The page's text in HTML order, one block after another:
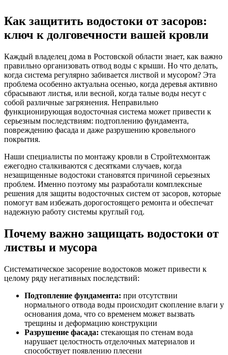
Как защитить водостоки от засоров:
ключ к долговечности вашей кровли
Каждый владелец дома в Ростовской области знает, как важно
правильно организовать отвод воды с крыши. Но что делать,
когда система регулярно забивается листвой и мусором? Эта
проблема особенно актуальна осенью, когда деревья активно
сбрасывают листья, или весной, когда талые воды несут с
собой различные загрязнения. Неправильно
функционирующая водосточная система может привести к
серьезным последствиям: подтоплению фундамента,
повреждению фасада и даже разрушению кровельного
покрытия.
Наши специалисты по монтажу кровли в Стройтехмонтаж
ежегодно сталкиваются с десятками случаев, когда
незащищенные водостоки становятся причиной серьезных
проблем. Именно поэтому мы разработали комплексные
решения для защиты водосточных систем от засоров, которые
помогут вам избежать дорогостоящего ремонта и обеспечат
надежную работу системы круглый год.
Почему важно защищать водостоки от
листвы и мусора
Систематическое засорение водостоков может привести к
целому ряду негативных последствий:
Подтопление фундамента: при отсутствии
нормального отвода воды происходит скопление влаги у
основания дома, что со временем может вызвать
трещины и деформацию конструкции
Разрушение фасада: стекающая по стенам вода
нарушает целостность отделочных материалов и
способствует появлению плесени